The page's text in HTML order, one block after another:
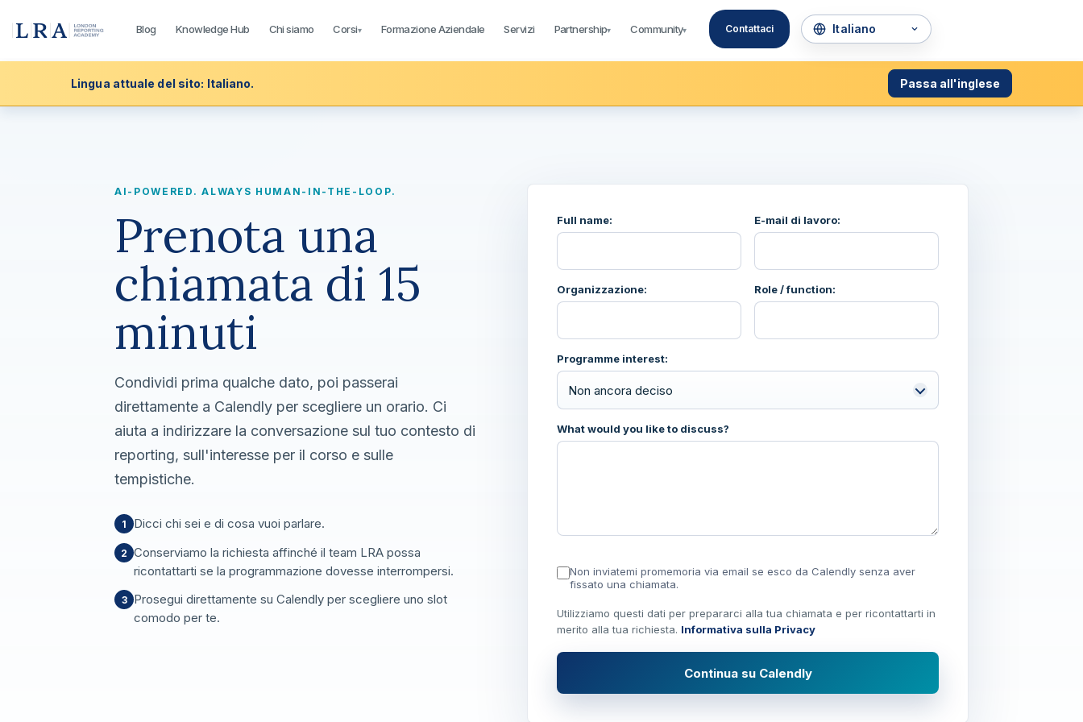
Lingua attuale del sito: Italiano. Passa all'inglese
Blog Knowledge Hub Chi siamo Corsi▾ Formazione Aziendale Servizi Partnership▾ Community▾ Contattaci
AI-POWERED. ALWAYS HUMAN-IN-THE-LOOP.
Prenota una
chiamata di 15
minuti
Condividi prima qualche dato, poi passerai
direttamente a Calendly per scegliere un orario. Ci
aiuta a indirizzare la conversazione sul tuo contesto di
reporting, sull'interesse per il corso e sulle
tempistiche.
1 Dicci chi sei e di cosa vuoi parlare.
2 Conserviamo la richiesta affinché il team LRA possa
ricontattarti se la programmazione dovesse interrompersi.
3
Prosegui direttamente su Calendly per scegliere uno slot
comodo per te.
Full name: E-mail di lavoro:
Organizzazione: Role / function:
Programme interest:
Non ancora deciso
What would you like to discuss?
Non inviatemi promemoria via email se esco da Calendly senza aver
fissato una chiamata.
Utilizziamo questi dati per prepararci alla tua chiamata e per ricontattarti in
merito alla tua richiesta. Informativa sulla Privacy
Continua su Calendly